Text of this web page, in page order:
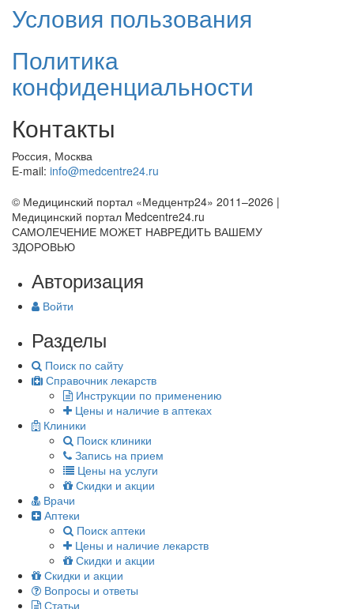
Условия пользования
Политика
конфиденциальности
Контакты
Россия, Москва
E-mail: info@medcentre24.ru
© Медицинский портал «Медцентр24» 2011–2026 |
Медицинский портал Medcentre24.ru
САМОЛЕЧЕНИЕ МОЖЕТ НАВРЕДИТЬ ВАШЕМУ
ЗДОРОВЬЮ
Авторизация
Войти
Разделы
Поиск по сайту
Справочник лекарств
Инструкции по применению
Цены и наличие в аптеках
Клиники
Поиск клиники
Запись на прием
Цены на услуги
Скидки и акции
Врачи
Аптеки
Поиск аптеки
Цены и наличие лекарств
Скидки и акции
Скидки и акции
Вопросы и ответы
Статьи